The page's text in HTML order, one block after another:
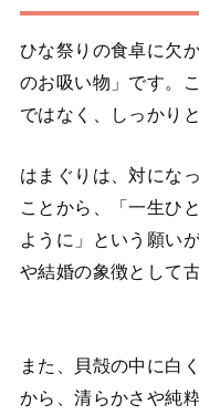
ひな祭りの食卓に欠
のお吸い物」です。
ではなく、しっかり
はまぐりは、対にな
ことから、「一生ひ
ように」という願い
や結婚の象徴として
また、貝殻の中に白
から、清らかさや純